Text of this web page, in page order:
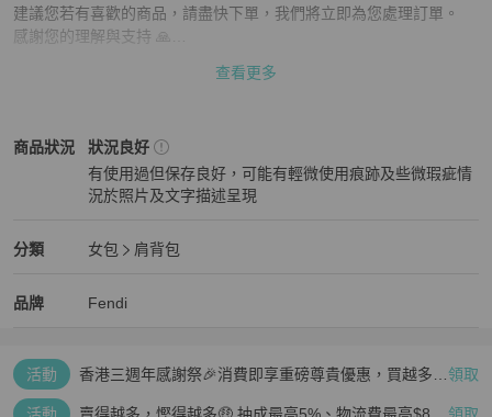
建議您若有喜歡的商品，請盡快下單，我們將立即為您處理訂單。
感謝您的理解與支持 🙏
再次感謝您的配合與體諒 🙏
💳 支援 零卡分期付款，歡迎隨時私訊洽詢！
⚠️ 注意事項：二手商品售出後恕不接受退換貨，敬請理解。
查看更多
商品狀況
Fendi女包 商品狀態與細節
狀況良好
有使用過但保存良好，可能有輕微使用痕跡及些微瑕疵情
況於照片及文字描述呈現
分類
Fendi 分類資訊
女包
肩背包
品牌
Fendi 女包品牌介紹
Fendi
Fendi 推薦清單
活動
香港三週年感謝祭🎉消費即享重磅尊貴優惠，買越多、 領取